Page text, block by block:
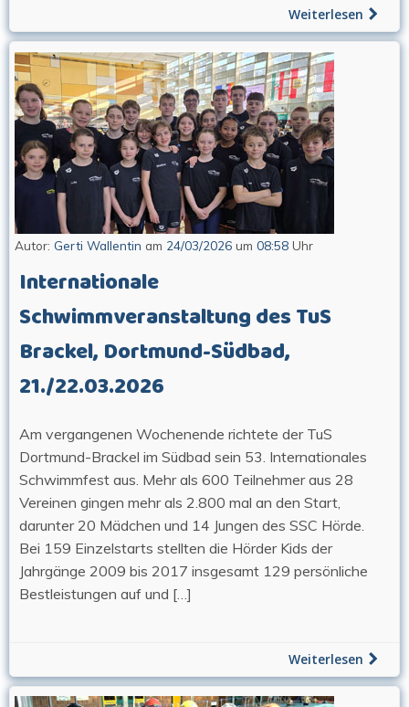
Weiterlesen
Autor: Gerti Wallentin am 24/03/2026 um 08:58 Uhr
Internationale
Schwimmveranstaltung des TuS
Brackel, Dortmund-Südbad,
21./22.03.2026
Am vergangenen Wochenende richtete der TuS
Dortmund-Brackel im Südbad sein 53. Internationales
Schwimmfest aus. Mehr als 600 Teilnehmer aus 28
Vereinen gingen mehr als 2.800 mal an den Start,
darunter 20 Mädchen und 14 Jungen des SSC Hörde.
Bei 159 Einzelstarts stellten die Hörder Kids der
Jahrgänge 2009 bis 2017 insgesamt 129 persönliche
Bestleistungen auf und […]
Weiterlesen